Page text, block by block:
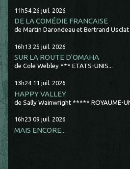
11h54 26 juil. 2026
DE LA COMÉDIE FRANCAISE
de Martin Darondeau et Bertrand
16h13 25 juil. 2026
SUR LA ROUTE D'OMAHA
de Cole Webley *** ETATS-UNIS...
13h24 11 juil. 2026
HAPPY VALLEY
de Sally Wainwright ***** ROYAUME-
16h23 09 juil. 2026
MAIS ENCORE...